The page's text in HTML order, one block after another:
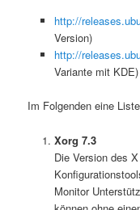
http://
Version)
http://
Variante mit KDE)
Im Folgenden eine
Xorg 7.3
Die Version des
Monitor